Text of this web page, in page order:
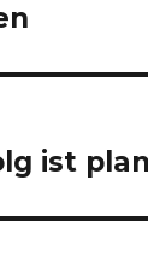
ist